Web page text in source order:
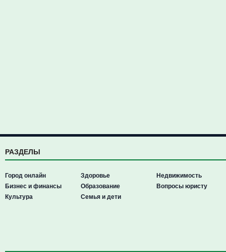
РАЗДЕЛЫ
Город онлайн
Бизнес и финансы
Культура
Здоровье
Образование
Семья и дети
Недвижимость
Вопросы юристу